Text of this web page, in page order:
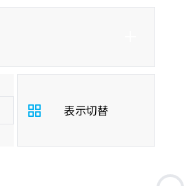
表示切替
お